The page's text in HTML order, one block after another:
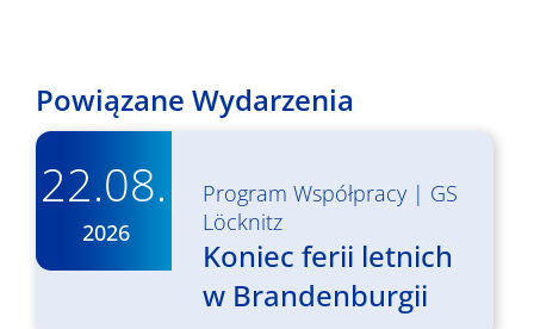
Powiązane Wydarzenia
22.08.
2026
Program Współpracy| GS
Löcknitz
Koniec ferii letnich
w Brandenburgii